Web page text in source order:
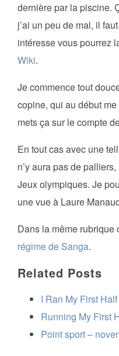
dernière par la piscine.
j’ai un peu de mal, il
intéresse vous pourrez
Wiki.
Je commence tout
copine, qui au début
mets ça sur le compte
En tout cas avec une
n’y aura pas de
Jeux olympiques. Je
une vue à Laure
Dans la même
régime de Sanga.
Related Posts
I Ran My First
Running My First
Point sport –